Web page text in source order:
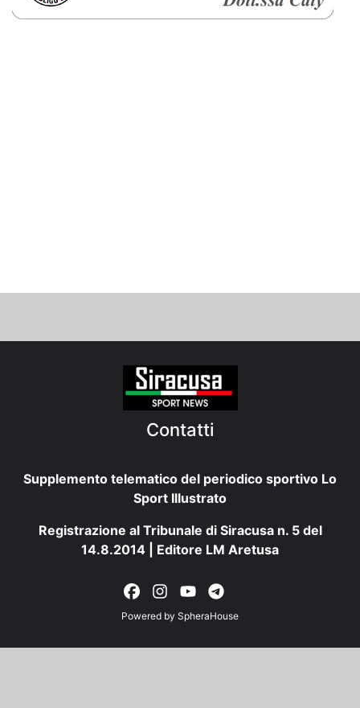
Contatti
Supplemento telematico del periodico sportivo Lo
Sport Illustrato
Registrazione al Tribunale di Siracusa n. 5 del
14.8.2014 | Editore LM Aretusa
Powered by SpheraHouse